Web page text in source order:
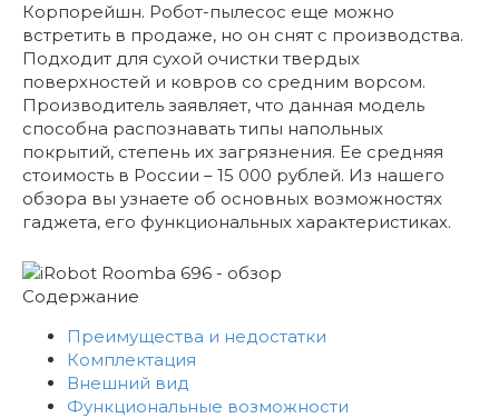
Корпорейшн. Робот-пылесос еще можно
встретить в продаже, но он снят с производства.
Подходит для сухой очистки твердых
поверхностей и ковров со средним ворсом.
Производитель заявляет, что данная модель
способна распознавать типы напольных
покрытий, степень их загрязнения. Ее средняя
стоимость в России – 15 000 рублей. Из нашего
обзора вы узнаете об основных возможностях
гаджета, его функциональных характеристиках.
Содержание
Преимущества и недостатки
Комплектация
Внешний вид
Функциональные возможности